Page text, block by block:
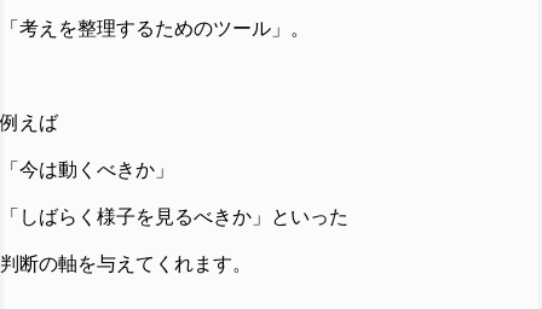
「考えを整理するためのツール」。
例えば
「今は動くべきか」
「しばらく様子を見るべきか」といった
判断の軸を与えてくれます。